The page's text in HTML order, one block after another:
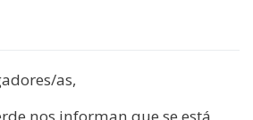
as,
nos informan que se está